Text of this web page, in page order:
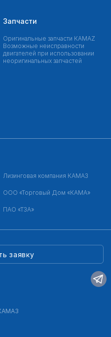
Запчасти
Оригинальные запчасти КAMAZ
Возможные неисправности
двигателей при использовании
неоригинальных запчастей
заявку
Лизинговая компания КАМАЗ
ООО «Торговый Дом «КАМА»
ПАО «ТЗА»